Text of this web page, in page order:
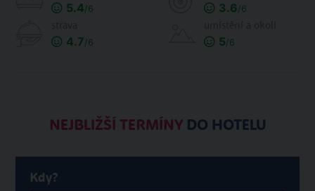
5.4/6 3.6/6
4.7/6 5/6
NEJBLIŽŠÍ TERMÍNYDO HOTELU
Kdy?